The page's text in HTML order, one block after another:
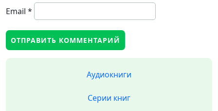
Email *
Аудиокниги
Серии книг